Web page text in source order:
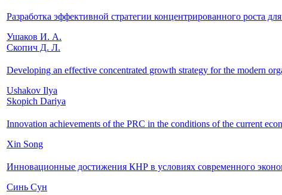
Разработка эффективной стратегии концентрированного роста
Ушаков И. А.
Скопич Д. Л.
Developing an effective concentrated growth strategy for the modern
Ushakov Ilya
Skopich Dariya
Innovation achievements of the PRC in the conditions of the current
Xin Song
Инновационные достижения КНР в условиях современного
Синь Сун